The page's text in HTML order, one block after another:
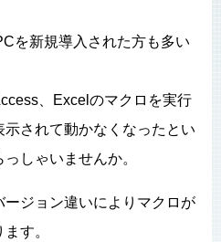
を新規導入された方も多い
、Excelのマクロを実行
されて動かなくなったとい
しゃいませんか。
ジョン違いによりマクロが
す。